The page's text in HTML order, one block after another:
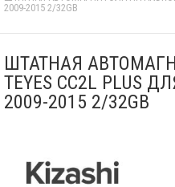
2009-2015 2/32GB
ШТАТНАЯ
TEYES CC2L PLUS
2009-2015 2/32GB